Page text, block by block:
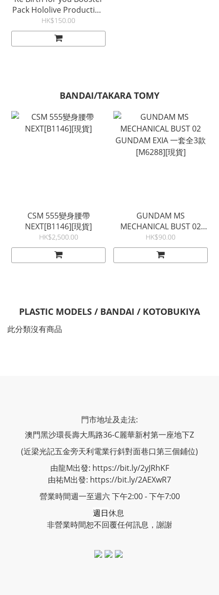
Pack Hololive Production
再販[V0046]
HK$150.00
BANDAI/TAKARA TOMY
CSM 555變身腰帶
NEXT[B1146][現貨]
HK$2,500.00
GUNDAM MS
MECHANICAL BUST 02
GUNDAM EXIA 一套全3款
[M6288][現貨]
HK$90.00
PLASTIC MODELS / BANDAI / KOTOBUKIYA
此分類沒有商品
門市地址及走法:
澳門黑沙環長壽大馬路36-C麗華新村第一座地下Z
(近梁光記五金旁天利電業行斜對面巷口第三個鋪位)
由龍M出發: https://bit.ly/2yJRhKF
由祐M出發: https://bit.ly/2AEXwR7
營業時間週一至週六 下午2:00 - 下午7:00
週日休息
非營業時間恕不回覆任何訊息，謝謝